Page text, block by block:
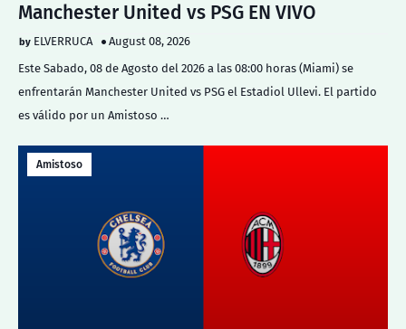
Manchester United vs PSG EN VIVO
ELVERRUCA
August 08, 2026
Este Sabado, 08 de Agosto del 2026 a las 08:00 horas (Miami) se
enfrentarán Manchester United vs PSG el Estadiol Ullevi. El partido
es válido por un Amistoso …
Amistoso